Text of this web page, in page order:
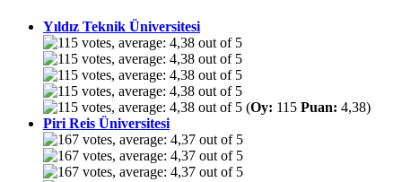
Yıldız Teknik Üniversitesi
(Oy: 115 Puan: 4,38)
Piri Reis Üniversitesi